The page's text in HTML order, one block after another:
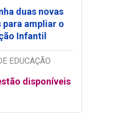
duas novas
ampliar o
Infantil
EDUCAÇÃO
disponíveis